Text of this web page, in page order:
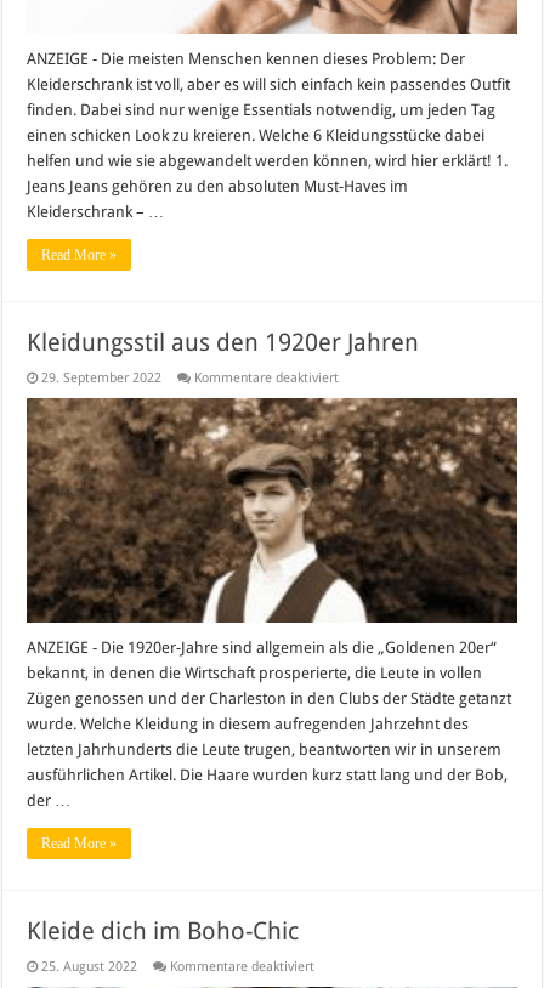
ANZEIGE - Die meisten Menschen kennen dieses Problem: Der
Kleiderschrank ist voll, aber es will sich einfach kein passendes Outfit
finden. Dabei sind nur wenige Essentials notwendig, um jeden Tag
einen schicken Look zu kreieren. Welche 6 Kleidungsstücke dabei
helfen und wie sie abgewandelt werden können, wird hier erklärt! 1.
Jeans Jeans gehören zu den absoluten Must-Haves im
Kleiderschrank – …
Read More »
Kleidungsstil aus den 1920er Jahren
29. September 2022 Kommentare deaktiviertfür
aus
den
1920er
Jahren
ANZEIGE - Die 1920er-Jahre sind allgemein als die „Goldenen 20er“
bekannt, in denen die Wirtschaft prosperierte, die Leute in vollen
Zügen genossen und der Charleston in den Clubs der Städte getanzt
wurde. Welche Kleidung in diesem aufregenden Jahrzehnt des
letzten Jahrhunderts die Leute trugen, beantworten wir in unserem
ausführlichen Artikel. Die Haare wurden kurz statt lang und der Bob,
der …
Read More »
Kleide dich im Boho-Chic
25. August 2022 Kommentare deaktiviertfür